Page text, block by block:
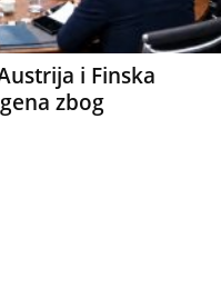
i Finska
zbog